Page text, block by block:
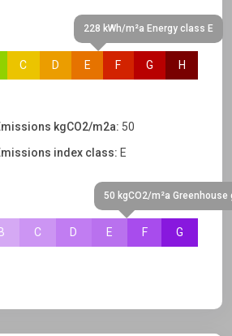
C D
228 kWh/m²a Energy class E
E F G H
kgCO2/m2a: 50
index class: E
C D
50 kgCO2/m²a
E F G